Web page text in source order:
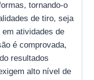
tornando-o
de tiro, seja
atividades de
é comprovada,
resultados
alto nível de